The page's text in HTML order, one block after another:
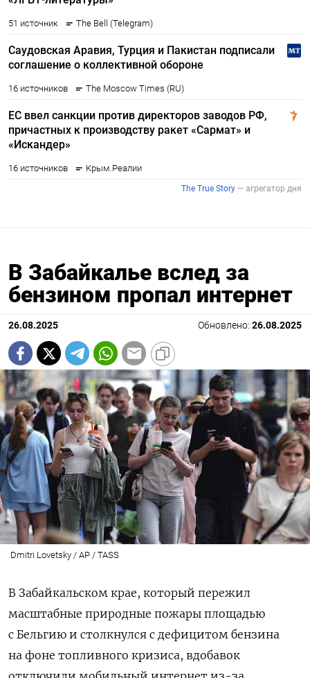
В Забайкалье вслед за
бензином пропал интернет
26.08.2025 Обновлено: 26.08.2025
Dmitri Lovetsky / AP / TASS
В Забайкальском крае, который пережил
масштабные природные пожары площадью
с Бельгию и столкнулся с дефицитом бензина
на фоне топливного кризиса, вдобавок